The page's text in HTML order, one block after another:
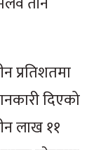
प्रतिशतमा
दिएको
लाख ११